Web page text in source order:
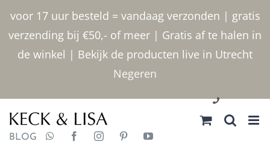
voor 17 uur besteld = vandaag verzonden | gratis
verzending bij €50,- of meer | Gratis af te halen in
de winkel | Bekijk de producten live in Utrecht
Negeren
inhoud
030 2400000
BLOG